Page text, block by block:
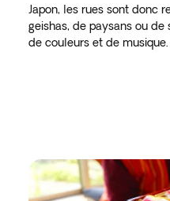
Japon, les rues sont donc
geishas, de paysans ou
de couleurs et de musique.